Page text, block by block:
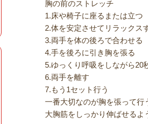
胸の前のストレッチ
1.床や椅子に座るまたは立つ
2.体を安定させてリラックス
3.両手を体の後ろで合わせる
4.手を後ろに引き胸を張る
5.ゆっくり呼吸をしながら20
6.両手を離す
7.もう1セット行う
一番大切なのが胸を張って行
大胸筋をしっかり伸ばせるよ